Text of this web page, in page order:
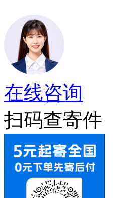
在线咨询
扫码查寄件